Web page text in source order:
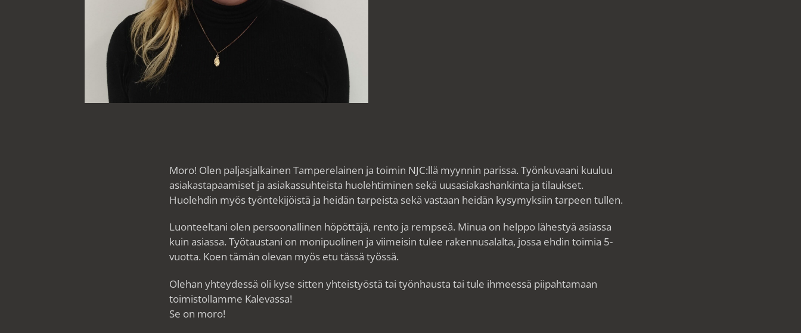
Moro! Olen paljasjalkainen Tamperelainen ja toimin NJC:llä myynnin parissa. Työnkuvaani kuuluu
asiakastapaamiset ja asiakassuhteista huolehtiminen sekä uusasiakashankinta ja tilaukset.
Huolehdin myös työntekijöistä ja heidän tarpeista sekä vastaan heidän kysymyksiin tarpeen tullen.
Luonteeltani olen persoonallinen höpöttäjä, rento ja rempseä. Minua on helppo lähestyä asiassa
kuin asiassa. Työtaustani on monipuolinen ja viimeisin tulee rakennusalalta, jossa ehdin toimia 5-
vuotta. Koen tämän olevan myös etu tässä työssä.
Olehan yhteydessä oli kyse sitten yhteistyöstä tai työnhausta tai tule ihmeessä piipahtamaan
toimistollamme Kalevassa!
Se on moro!